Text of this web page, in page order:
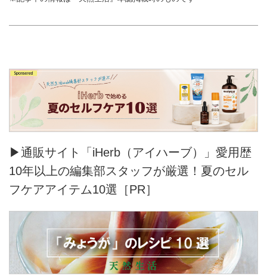
▶通販サイト「iHerb（アイハーブ）」愛用歴
10年以上の編集部スタッフが厳選！夏のセル
フケアアイテム10選［PR］